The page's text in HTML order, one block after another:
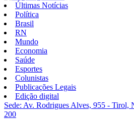
Últimas Notícias
Política
Brasil
RN
Mundo
Economia
Saúde
Esportes
Colunistas
Publicações Legais
Edição digital
Sede: Av. Rodrigues Alves, 955 - Tirol,
200